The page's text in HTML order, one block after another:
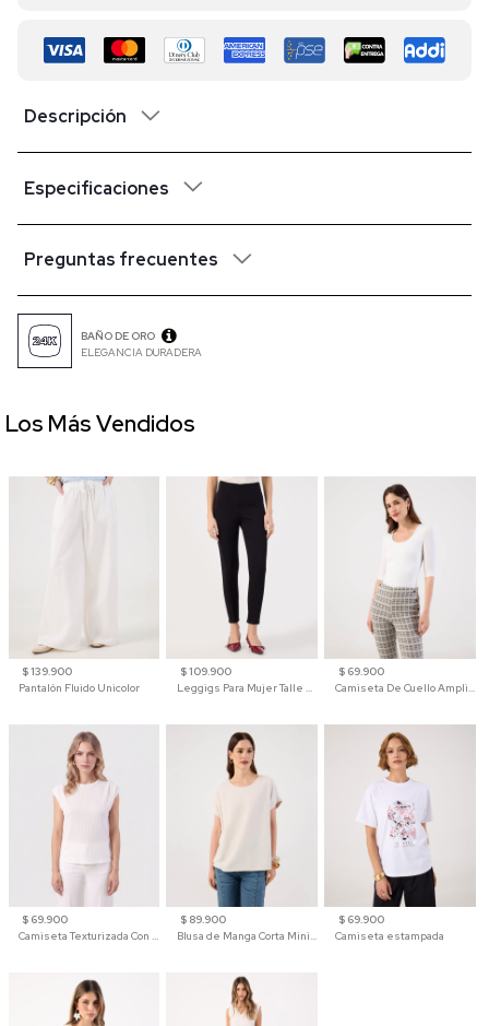
Descripción
Especificaciones
Preguntas frecuentes
BAÑO DE ORO
ELEGANCIA DURADERA
$ 139.900
Pantalón Fluido Unicolor
$ 109.900
Leggigs Para Mujer Talle Alto Liso
$ 69.900
Camiseta De Cuello Amplio Y Manga 3/4 Para Mujer
$ 69.900
Camiseta Texturizada Con Hombro Caído Para Mujer
$ 89.900
Blusa de Manga Corta Minimalista para Mujer
$ 69.900
Camiseta estampada
Los Más Vendidos